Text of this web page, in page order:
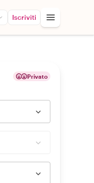
Iscriviti
Privato